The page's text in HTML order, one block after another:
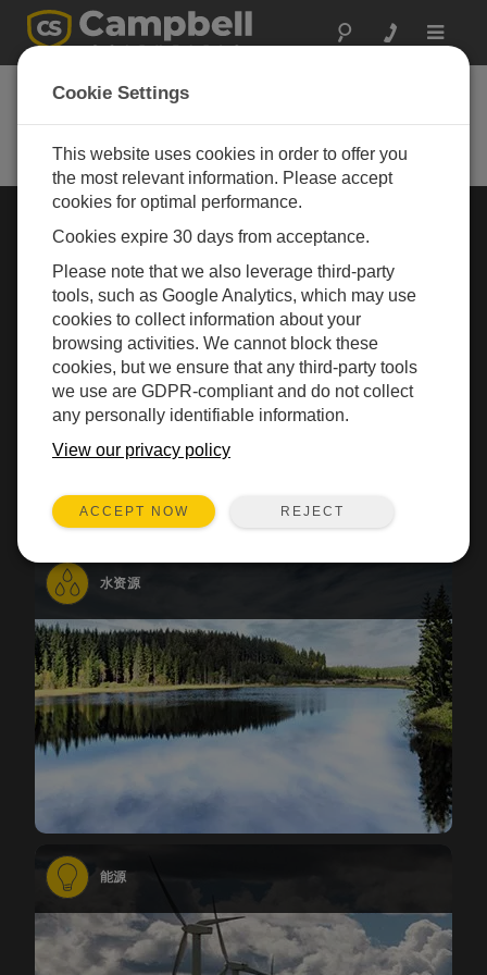
Toggle
Rugged Monitoring
application
行业选择 »
气象
水资源
能源
Cookie Settings
This website uses cookies in order to offer you
the most relevant information. Please accept
cookies for optimal performance.
Cookies expire 30 days from acceptance.
Please note that we also leverage third-party
tools, such as Google Analytics, which may use
cookies to collect information about your
browsing activities. We cannot block these
cookies, but we ensure that any third-party tools
we use are GDPR-compliant and do not collect
any personally identifiable information.
View our privacy policy
ACCEPT NOW REJECT